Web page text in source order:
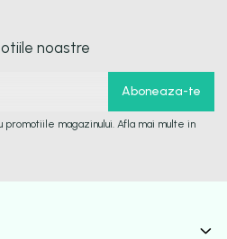
noastre
magazinului. Afla mai multe in